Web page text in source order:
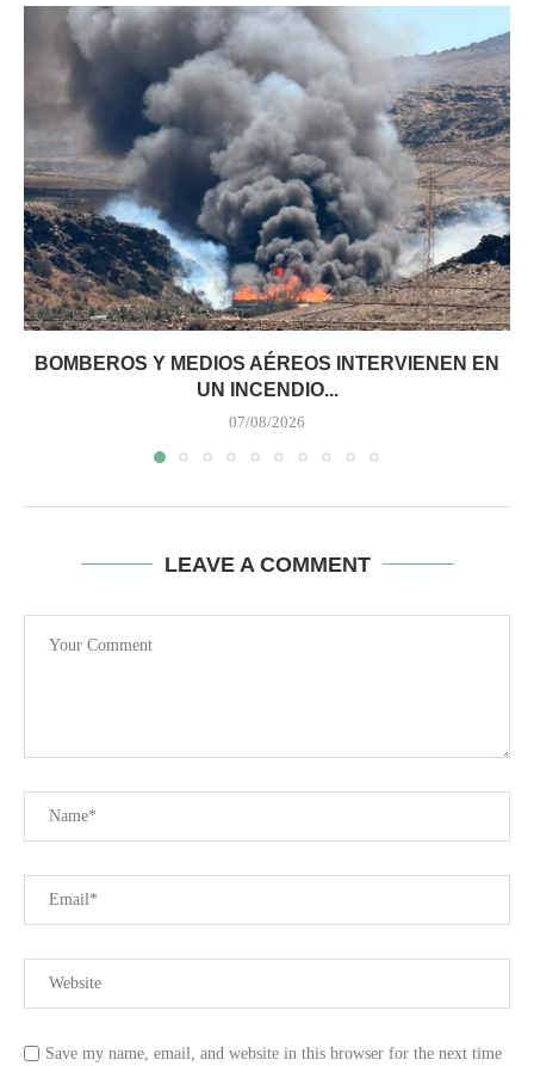
BOMBEROS Y MEDIOS AÉREOS INTERVIENEN EN
UN INCENDIO...
07/08/2026
LEAVE A COMMENT
Save my name, email, and website in this browser for the next time